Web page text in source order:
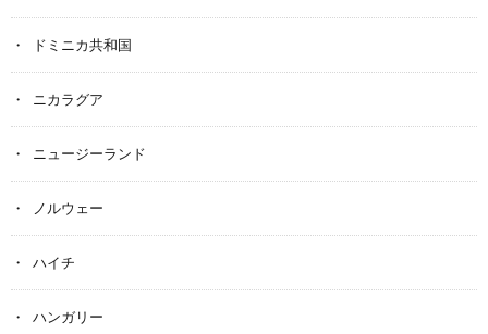
ドミニカ共和国
ニカラグア
ニュージーランド
ノルウェー
ハイチ
ハンガリー